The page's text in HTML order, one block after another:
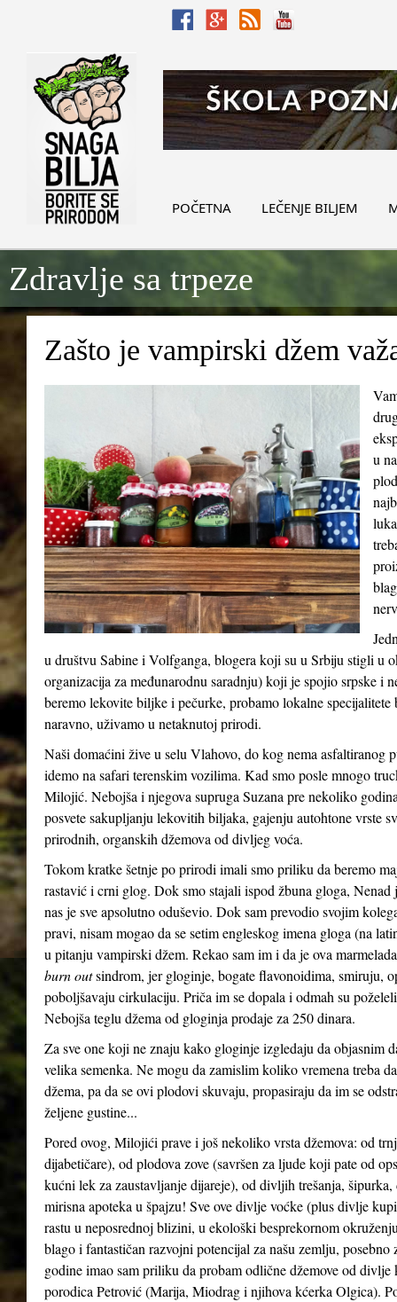
POČETNA LEČENJE BILJEM
Zdravlje sa trpeze
Zašto je vampirski džem
u
u društvu Sabine i Volfganga, blogera koji su u Srbiju stigli u
organizacija za međunarodnu saradnju) koji je spojio srpske i
beremo lekovite biljke i pečurke, probamo lokalne
naravno, uživamo u netaknutoj prirodi.
Naši domaćini žive u selu Vlahovo, do kog nema asfaltiranog
idemo na safari terenskim vozilima. Kad smo posle mnogo
Milojić. Nebojša i njegova supruga Suzana pre nekoliko
posvete sakupljanju lekovitih biljaka, gajenju autohtone vrste
prirodnih, organskih džemova od divljeg voća.
Tokom kratke šetnje po prirodi imali smo priliku da beremo
rastavić i crni glog. Dok smo stajali ispod žbuna gloga,
nas je sve apsolutno oduševio. Dok sam prevodio svojim
pravi, nisam mogao da se setim engleskog imena gloga (na
u pitanju vampirski džem. Rekao sam im i da je ova
burn outsindrom, jer gloginje, bogate flavonoidima, smiruju,
poboljšavaju cirkulaciju. Priča im se dopala i odmah su
Nebojša teglu džema od gloginja prodaje za 250 dinara.
Za sve one koji ne znaju kako gloginje izgledaju da objasnim
velika semenka. Ne mogu da zamislim koliko vremena treba
džema, pa da se ovi plodovi skuvaju, propasiraju da im se
željene gustine...
Pored ovog, Milojići prave i još nekoliko vrsta džemova: od
dijabetičare), od plodova zove (savršen za ljude koji pate od
kućni lek za zaustavljanje dijareje), od divljih trešanja,
mirisna apoteka u špajzu! Sve ove divlje voćke (plus divlje
rastu u neposrednoj blizini, u ekološki besprekornom
blago i fantastičan razvojni potencijal za našu zemlju,
godine imao sam priliku da probam odlične džemove od
porodica Petrović (Marija, Miodrag i njihova kćerka Olgica).